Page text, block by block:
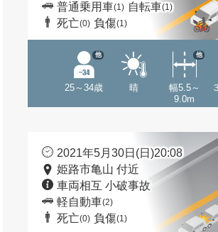
普通乗用車(1) 自転車(1)
死亡(0) 負傷(1)
25～34歳
他
晴
幅5.5～
9.0m
他
2021年5月30日(日)20:08
姫路市亀山 付近
車両相互 小破事故
軽自動車(2)
死亡(0) 負傷(1)